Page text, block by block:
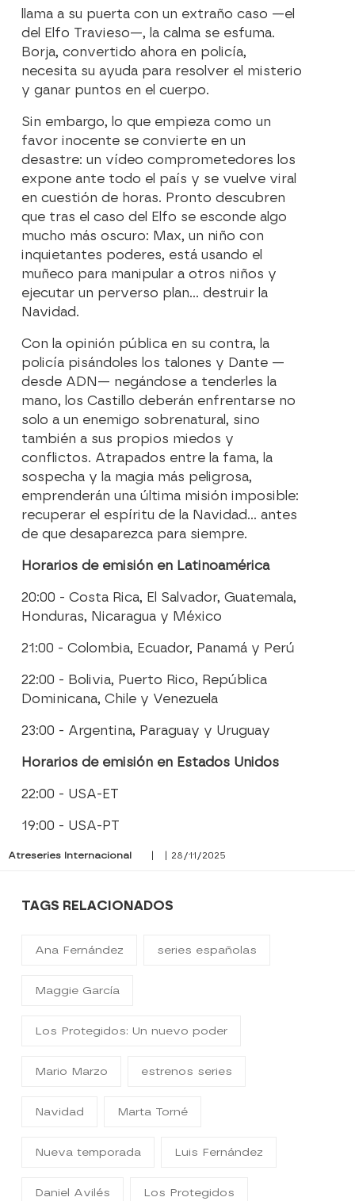
llama a su puerta con un extraño caso —el
del Elfo Travieso—, la calma se esfuma.
Borja, convertido ahora en policía,
necesita su ayuda para resolver el misterio
y ganar puntos en el cuerpo.
Sin embargo, lo que empieza como un
favor inocente se convierte en un
desastre: un vídeo comprometedores los
expone ante todo el país y se vuelve viral
en cuestión de horas. Pronto descubren
que tras el caso del Elfo se esconde algo
mucho más oscuro: Max, un niño con
inquietantes poderes, está usando el
muñeco para manipular a otros niños y
ejecutar un perverso plan… destruir la
Navidad.
Con la opinión pública en su contra, la
policía pisándoles los talones y Dante —
desde ADN— negándose a tenderles la
mano, los Castillo deberán enfrentarse no
solo a un enemigo sobrenatural, sino
también a sus propios miedos y
conflictos. Atrapados entre la fama, la
sospecha y la magia más peligrosa,
emprenderán una última misión imposible:
recuperar el espíritu de la Navidad… antes
de que desaparezca para siempre.
Horarios de emisión en Latinoamérica
20:00 - Costa Rica, El Salvador, Guatemala,
Honduras, Nicaragua y México
21:00 - Colombia, Ecuador, Panamá y Perú
22:00 - Bolivia, Puerto Rico, República
Dominicana, Chile y Venezuela
23:00 - Argentina, Paraguay y Uruguay
Horarios de emisión en Estados Unidos
22:00 - USA-ET
19:00 - USA-PT
Atreseries Internacional | | 28/11/2025
TAGS RELACIONADOS
Ana Fernández series españolas
Maggie García
Los Protegidos: Un nuevo poder
Mario Marzo estrenos series
Navidad Marta Torné
Nueva temporada Luis Fernández
Daniel Avilés Los Protegidos